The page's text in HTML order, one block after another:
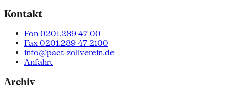
Kontakt
Fon 0201.289 47 00
Fax 0201.289 47 2100
info@pact-zollverein.de
Anfahrt
Archiv